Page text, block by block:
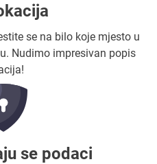
se na bilo koje mjesto u
Nudimo impresivan popis
se podaci